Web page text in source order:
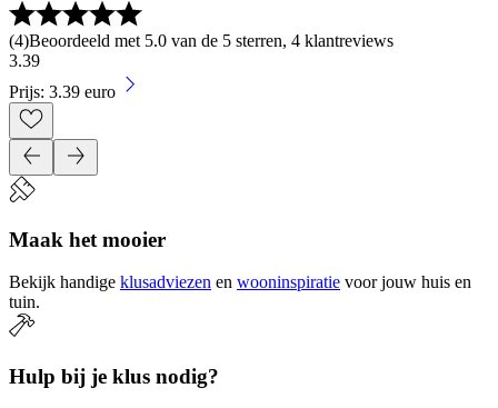
(4)Beoordeeld met 5.0 van de 5 sterren, 4 klantreviews
3.39
Prijs: 3.39 euro
Maak het mooier
Bekijk handige klusadviezen en wooninspiratie voor jouw huis en
tuin.
Hulp bij je klus nodig?